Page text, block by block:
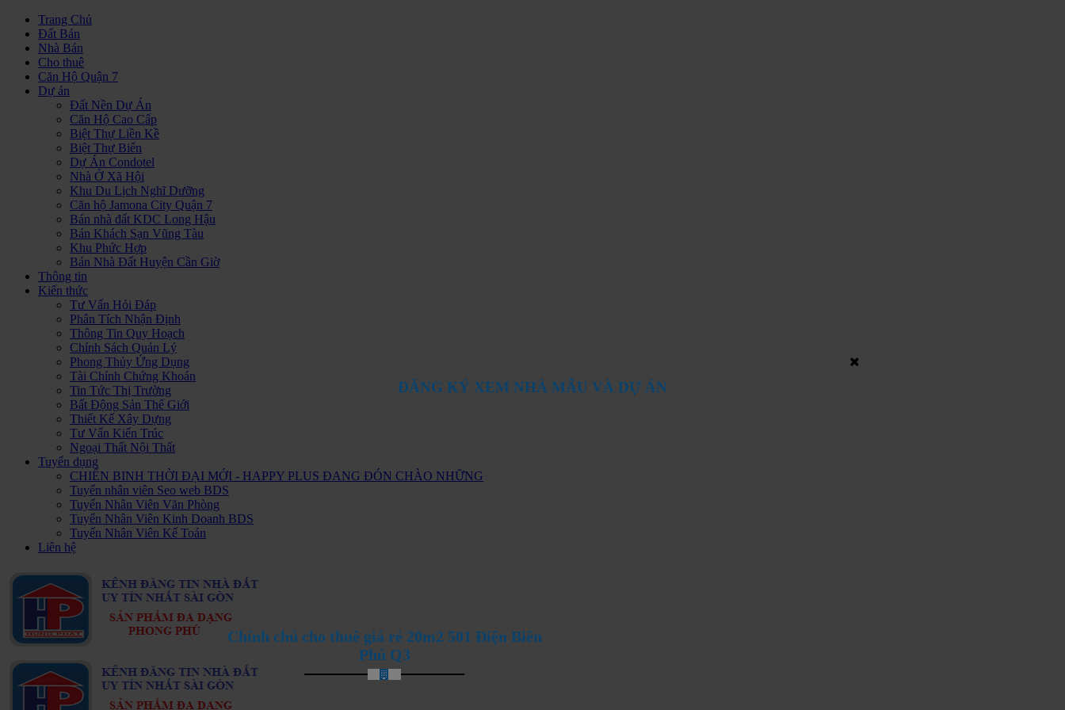
Trang Chủ
Đất Bán
Nhà Bán
Cho thuê
Căn Hộ Quận 7
Dự án
Đất Nền Dự Án
Căn Hộ Cao Cấp
Biệt Thự Liền Kề
Biệt Thự Biển
Dự Án Condotel
Nhà Ở Xã Hội
Khu Du Lịch Nghĩ Dưỡng
Căn hộ Jamona City Quận 7
Bán nhà đất KDC Long Hậu
Bán Khách Sạn Vũng Tàu
Khu Phức Hợp
Bán Nhà Đất Huyện Cần Giờ
Thông tin
Kiến thức
Tư Vấn Hỏi Đáp
Phân Tích Nhận Định
Thông Tin Quy Hoạch
Chính Sách Quản Lý
Phong Thủy Ứng Dụng
Tài Chính Chứng Khoán
Tin Tức Thị Trường
Bất Động Sản Thế Giới
Thiết Kế Xây Dựng
Tư Vấn Kiến Trúc
Ngoại Thất Nội Thất
Tuyển dụng
CHIẾN BINH THỜI ĐẠI MỚI - HAPPY PLUS ĐANG ĐÓN CHÀO NHỮNG
Tuyển nhân viên Seo web BDS
Tuyển Nhân Viên Văn Phòng
Tuyển Nhân Viên Kinh Doanh BDS
Tuyển Nhân Viên Kế Toán
Liên hệ
ĐĂNG KÝ XEM NHÀ MẪU VÀ DỰ ÁN
Chính chủ cho thuê giá rẻ 20m2 501 Điện Biên
Phủ Q3